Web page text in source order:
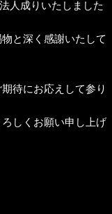
人成りいたしました
と深く感謝いたして
待にお応えして参り
しくお願い申し上げ